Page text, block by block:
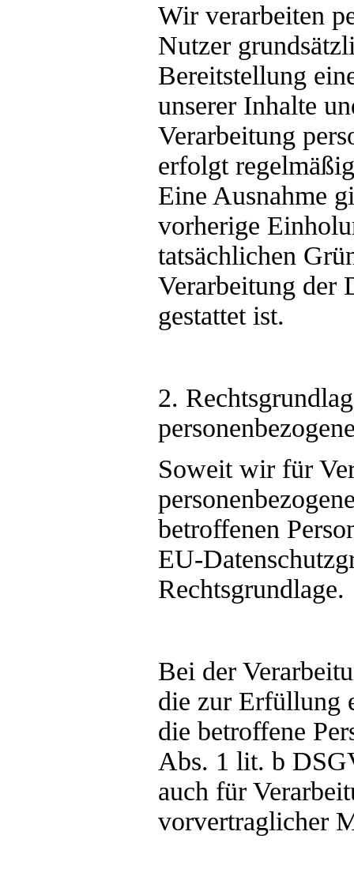
Wir verarbeiten
Nutzer
Bereitstellung
unserer Inhalte
Verarbeitung
erfolgt
Eine Ausnahme
vorherige
tatsächlichen
Verarbeitung der
gestattet ist.
2.
Soweit wir für
betroffenen
EU-
Rechtsgrundlage.
Bei der
die zur Erfüllung
die betroffene
Abs. 1 lit. b
auch für
vorvertraglicher